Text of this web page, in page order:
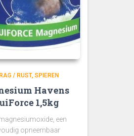
/ RUST SPIEREN
Havens
1,5kg
een
opneembaar